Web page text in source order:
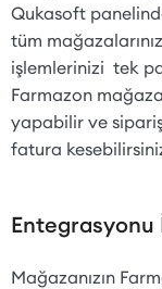
Qukasoft
tüm
işlemlerinizi tek
Farmazon
yapabilir ve
fatura
Entegrasyonu
Mağazanızın